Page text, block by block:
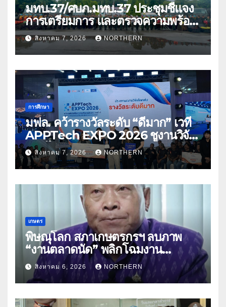
มทบ.37/ศบภ.มทบ.37 ประชุมชี้แจง
การเตรียมการ และตรวจความพร้อม
ด้านการบรรเทาสาธารณภัย
สิงหาคม 7, 2026 NORTHERN
การศึกษา
มฟล. คว้ารางวัลระดับ “ดีมาก” เวที
APPTech EXPO 2026 ชูงานวิจัย
สมุนไพร ขับเคลื่อนนวัตกรรมสู่เชิง
พาณิชย์
สิงหาคม 7, 2026 NORTHERN
เกษตร
พิษณุโลก สภาเกษตรกรฯ ลบภาพ
“งานตลาดนัด” พลิกโฉมงาน
“เกษตรรุ่งเรืองเมืองสองแคว 69” มุ่ง
ประโยชน์เกษตรกร ดึงนวัตกรรม-จับ
คู่ธุรกิจดันสินค้าเกษตรสู่สากล (คลิป)
สิงหาคม 6, 2026 NORTHERN